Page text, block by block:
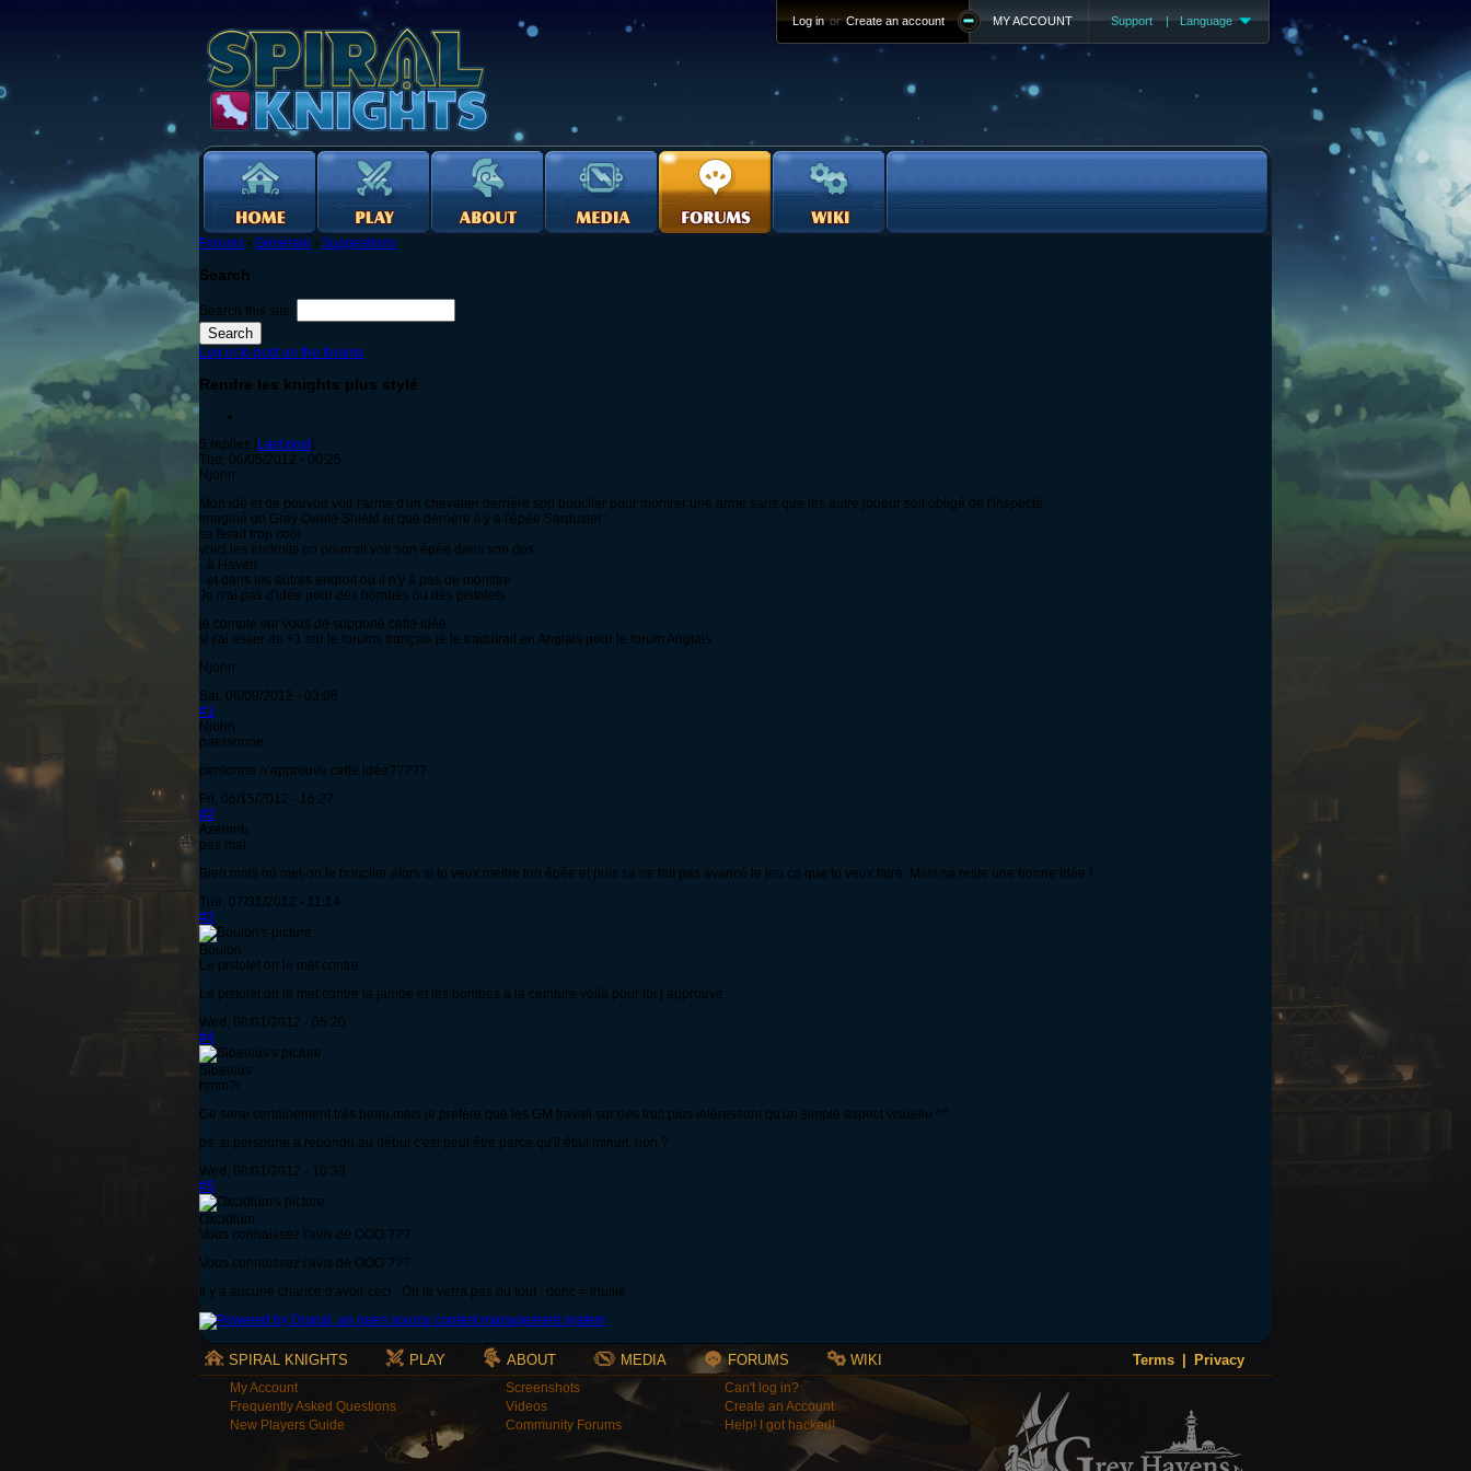
Support | Language
MY ACCOUNT
Log in or Create an account
Forums › Générale › Suggestions
Search
Search this site:
Log in to post on the forums
Rendre les knights plus stylé
5 replies [Last post]
Tue, 06/05/2012 - 00:25
Njohn
Mon idé et de pouvoir voir l'arme d'un chevalier derrière son bouclier pour montrer une arme sans que les autre joueur soit obligé de l'inspecté
imaginé un Grey Owlite Shield et que derrière il y a l'épée Sarduster
sa ferait trop cool
voici les endroits on pourrait voir son épée dans son dos:
- à Haven
- et dans les autres endroit ou il n'y à pas de monstre
Je n'ai pas d'idée pour des bombes ou des pistolets
je compte sur vous de supporté cette idée
si j'ai asser de +1 sur le forums français je le traduirait en Anglais pour le forum Anglais
Njohn
Sat, 06/09/2012 - 03:08
#1
Njohn
paersonne
personne n’approuve cette idée?????
Fri, 06/15/2012 - 16:27
#2
Azemnb
pas mal
Bien mais où met-on le bouclier alors si tu veux mettre ton épée et puis sa ne fait pas avancé le jeu ce que tu veux faire. Mais sa reste une bonne idée !
Tue, 07/31/2012 - 11:14
#3
Boulon
Le pistolet on le met contre
Le pistolet on le met contre la jambe et les bombes a la ceinture voilà pour toi j approuve
Wed, 08/01/2012 - 05:20
#4
Siberiius
hmm?!
Ce serai certainement très beau mais je préfère que les GM travail sur des truc plus intéressant qu'un simple aspect visuelle ^^
ps: si personne a répondu au début c'est peut être parce qu'il était minuit, non ?
Wed, 08/01/2012 - 10:38
#5
Oxcidium
Vous connaissez l'avis de OOO ???
Vous connaissez l'avis de OOO ???
Il y a aucune chance d'avoir ceci . On le verra pas du tout . donc = inutile .
Terms Privacy
SPIRAL KNIGHTS PLAY ABOUT MEDIA FORUMS WIKI
My Account
Frequently Asked Questions
New Players Guide
Screenshots
Videos
Community Forums
Can't log in?
Create an Account
Help! I got hacked!